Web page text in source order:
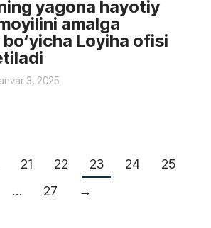
yagona hayotiy
amalga
Loyiha ofisi
3, 2025
21 22 23 24
25
…
27 →